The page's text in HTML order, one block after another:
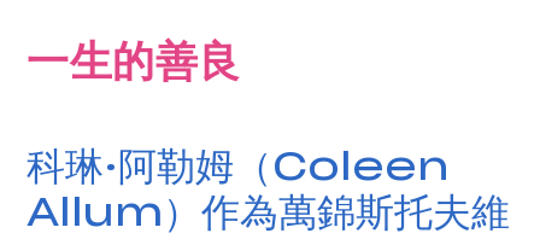
一生的善良
科琳·阿勒姆（Coleen
Allum）作為萬錦斯托夫維